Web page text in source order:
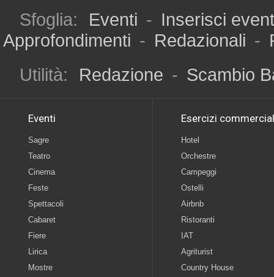
Sfoglia: Eventi - Inserisci
Approfondimenti - Redazionali -
Utilità:
Redazione - Scambio
Eventi
Sagre
Teatro
Cinema
Feste
Spettacoli
Cabaret
Fiere
Lirica
Mostre
Esercizi
Hotel
Orchestre
Campeggi
Ostelli
Airbnb
Ristoranti
IAT
Agriturist
Country House